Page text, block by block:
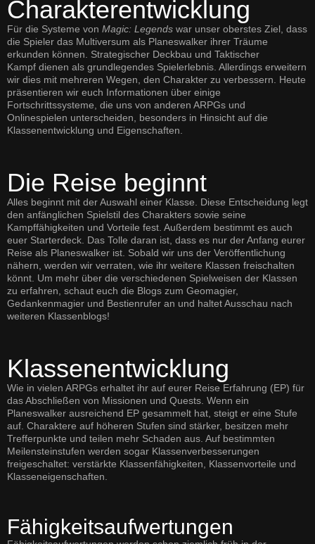
Charakterentwicklung
Für die Systeme von Magic: Legends war unser oberstes Ziel, dass
die Spieler das Multiversum als Planeswalker ihrer Träume
erkunden können. Strategischer Deckbau und Taktischer
Kampf dienen als grundlegendes Spielerlebnis. Allerdings erweitern
wir dies mit mehreren Wegen, den Charakter zu verbessern. Heute
präsentieren wir euch Informationen über einige
Fortschrittssysteme, die uns von anderen ARPGs und
Onlinespielen unterscheiden, besonders in Hinsicht auf die
Klassenentwicklung und Eigenschaften.
Die Reise beginnt
Alles beginnt mit der Auswahl einer Klasse. Diese Entscheidung legt
den anfänglichen Spielstil des Charakters sowie seine
Kampffähigkeiten und Vorteile fest. Außerdem bestimmt es auch
euer Starterdeck. Das Tolle daran ist, dass es nur der Anfang eurer
Reise als Planeswalker ist. Sobald wir uns der Veröffentlichung
nähern, werden wir verraten, wie ihr weitere Klassen freischalten
könnt. Um mehr über die verschiedenen Spielweisen der Klassen
zu erfahren, schaut euch die Blogs zum Geomagier,
Gedankenmagier und Bestienrufer an und haltet Ausschau nach
weiteren Klassenblogs!
Klassenentwicklung
Wie in vielen ARPGs erhaltet ihr auf eurer Reise Erfahrung (EP) für
das Abschließen von Missionen und Quests. Wenn ein
Planeswalker ausreichend EP gesammelt hat, steigt er eine Stufe
auf. Charaktere auf höheren Stufen sind stärker, besitzen mehr
Trefferpunkte und teilen mehr Schaden aus. Auf bestimmten
Meilensteinstufen werden sogar Klassenverbesserungen
freigeschaltet: verstärkte Klassenfähigkeiten, Klassenvorteile und
Klasseneigenschaften.
Fähigkeitsaufwertungen